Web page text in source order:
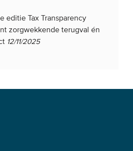
editie Tax Transparency
zorgwekkende terugval én
12/11/2025